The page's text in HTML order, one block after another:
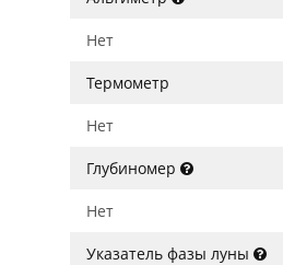
Нет
Термометр
Нет
Глубиномер
Нет
Указатель фазы луны